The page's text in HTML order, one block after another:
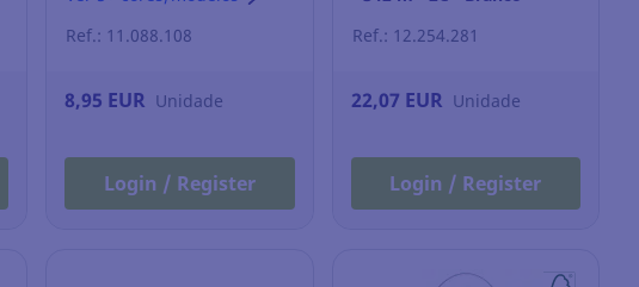
Ref.: 11.088.108
8,95 EUR Unidade
Login / Register
Ref.: 12.254.281
22,07 EUR Unidade
Login / Register